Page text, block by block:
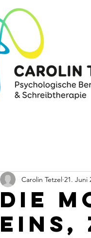
Die
eins,
Carolin Tetzel 21. Juni